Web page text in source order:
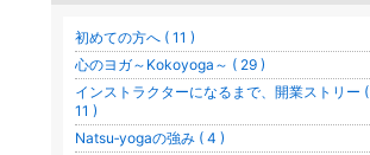
初めての方へ ( 11 )
心のヨガ～Kokoyoga～ ( 29 )
インストラクターになるまで、開業ストリー (
11 )
Natsu‐yogaの強み ( 4 )